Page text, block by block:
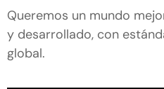
Queremos un mundo
y desarrollado, con
global.